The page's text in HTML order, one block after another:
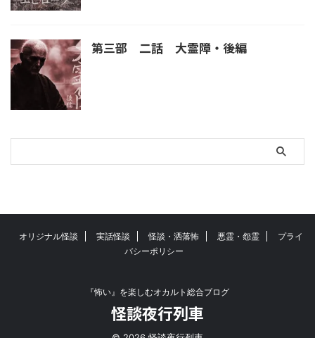
第三部 二話 大霊障・後編
オリジナル怪談 実話怪談 怪談・洒落怖 悪霊・怨霊
プライ
バシーポリシー
『怖い』を楽しむオカルト総合ブログ
怪談夜行列車